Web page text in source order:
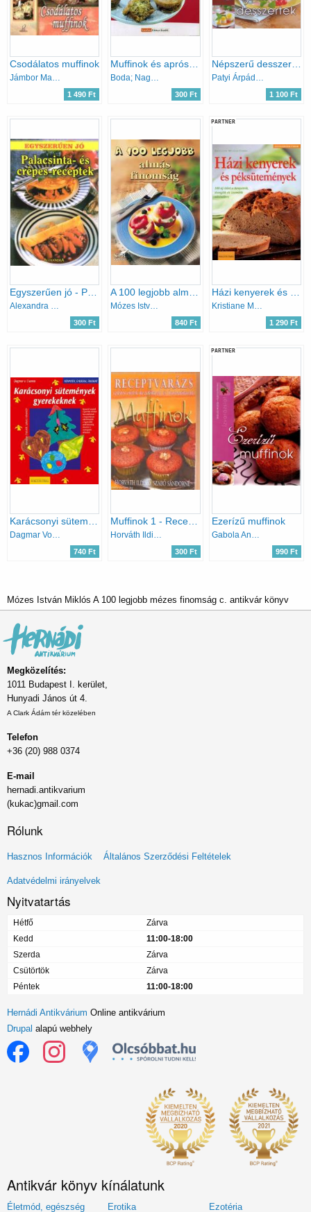
Csodálatos muffinok
Jámbor Mariann; Kiss Szilvia
1 490 Ft
Boda; Nagy; Halmos Monika
300 Ft
Népszerű desszertek
Patyi Árpád; Korpádi Péter
1 100 Ft
Egyszerűen jó - Palacsinta-és crépes-receptek
Alexandra Kiadó
300 Ft
A 100 legjobb almás finomság
Mózes István Miklós Bártfai László
840 Ft
PARTNER
Házi kenyerek és péksütemények
Kristiane Müller-Urban
1 290 Ft
Dagmar Von Cramm
740 Ft
Horváth Ildikó; Szabó Sándorné
300 Ft
PARTNER
Ezerízű muffinok
Gabola András Halmos Mónika
990 Ft
Mózes István Miklós A 100 legjobb mézes finomság c. antikvár könyv
Megközelítés:
1011 Budapest I. kerület,
Hunyadi János út 4.
A Clark Ádám tér közelében
Telefon
+36 (20) 988 0374
E-mail
hernadi.antikvarium
(kukac)gmail.com
Rólunk
Lábléc
menü
Hasznos Információk Általános Szerződési Feltételek
Adatvédelmi irányelvek
Nyitvatartás
Hétfő
Zárva
Kedd
11:00-18:00
Szerda
Zárva
Csütörtök
Zárva
Péntek
11:00-18:00
Hernádi Antikvárium Online antikvárium
Drupal alapú webhely
Antikvár könyv kínálatunk
Életmód, egészség Erotika Ezotéria